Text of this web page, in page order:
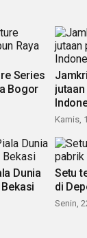
Series
Bogor
Kamis,
Dunia
Setu
di
Senin,